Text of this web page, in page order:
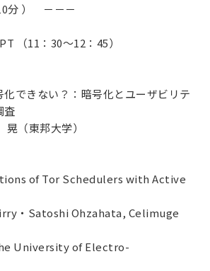
分 ） －－－
（11：30～12：45）
できない？：暗号化とユーザビリテ
査
（東邦大学）
of Tor Schedulers with Active
・Satoshi Ohzahata, Celimuge
University of Electro-